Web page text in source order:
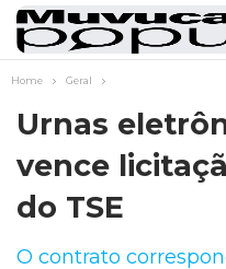
Home Geral
Urnas
vence
do TSE
O contrato